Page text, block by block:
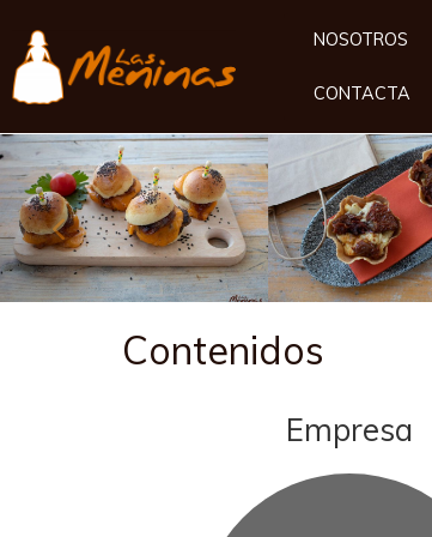
NOSOTROS
CONTACTA
Anterior
Contenidos
Empresa